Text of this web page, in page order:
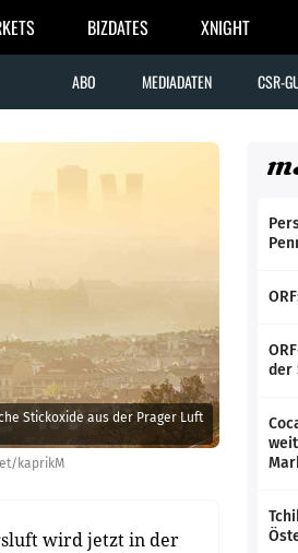
BIZDATES XNIGHT
ABO MEDIADATEN CSR-
kaprikM
Stickoxide aus der Prager Luft
wird jetzt in der
der